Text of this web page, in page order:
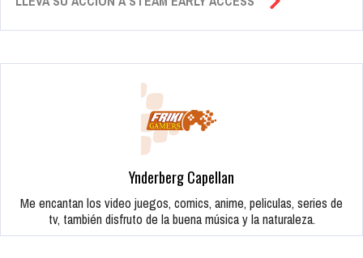
Ynderberg Capellan
Me encantan los video juegos, comics, anime, peliculas, series de
tv, también disfruto de la buena música y la naturaleza.